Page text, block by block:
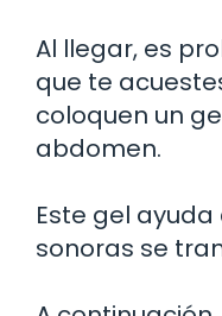
Al llegar, es
que te
coloquen un
abdomen.
Este gel
sonoras se